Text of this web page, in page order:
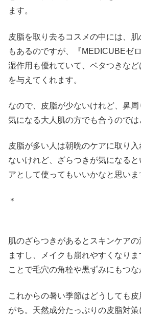
ます。
皮脂を取り去るコスメの中には、
もあるのですが、『MEDICUBEゼ
湿作用も優れていて、ベタつきな
を与えてくれます。
なので、皮脂が少ないけれど、鼻
気になる大人肌の方でも合うのでは
皮脂が多い人は朝晩のケアに取り
ないけれど、ざらつきが気になる
アとして使ってもいいかなと思いま
＊
肌のざらつきがあるとスキンケア
ますし、メイクも崩れやすくなり
ことで毛穴の角栓や黒ずみにもつな
これからの暑い季節はどうしても
がち。天然成分たっぷりの皮脂対